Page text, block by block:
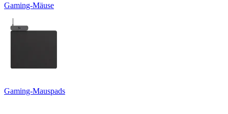
Gaming-Mäuse
Gaming-Mauspads